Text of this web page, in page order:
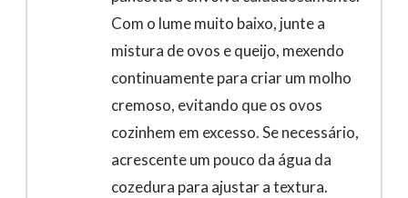
Com o lume muito baixo, junte a
mistura de ovos e queijo, mexendo
continuamente para criar um molho
cremoso, evitando que os ovos
cozinhem em excesso. Se necessário,
acrescente um pouco da água da
cozedura para ajustar a textura.